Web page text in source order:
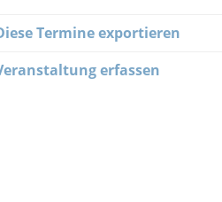
Termine exportieren
erfassen